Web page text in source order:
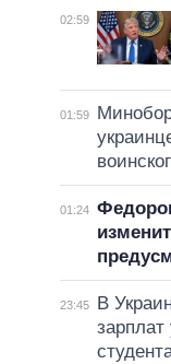
02:59
01:59
01:24
23:45
В